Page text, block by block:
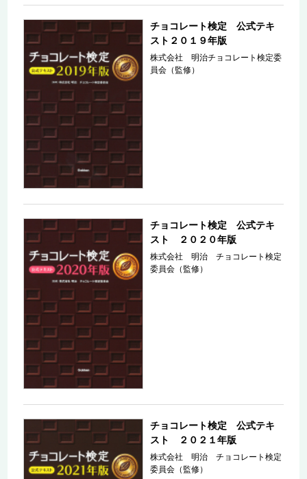
チョコレート検定 公式テキ
スト２０１９年版
株式会社 明治チョコレート検定委
員会（監修）
チョコレート検定 公式テキ
スト ２０２０年版
株式会社 明治 チョコレート検定
委員会（監修）
チョコレート検定 公式テキ
スト ２０２１年版
株式会社 明治 チョコレート検定
委員会（監修）